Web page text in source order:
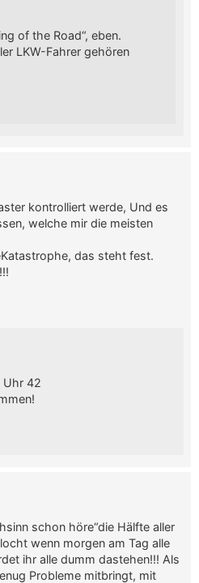
of the Road“, eben.
LKW-Fahrer gehören
kontrolliert werde, Und es
welche mir die meisten
das steht fest.
Uhr 42
schon höre“die Hälfte aller
wenn morgen am Tag alle
ihr alle dumm dastehen!!! Als
Probleme mitbringt, mit